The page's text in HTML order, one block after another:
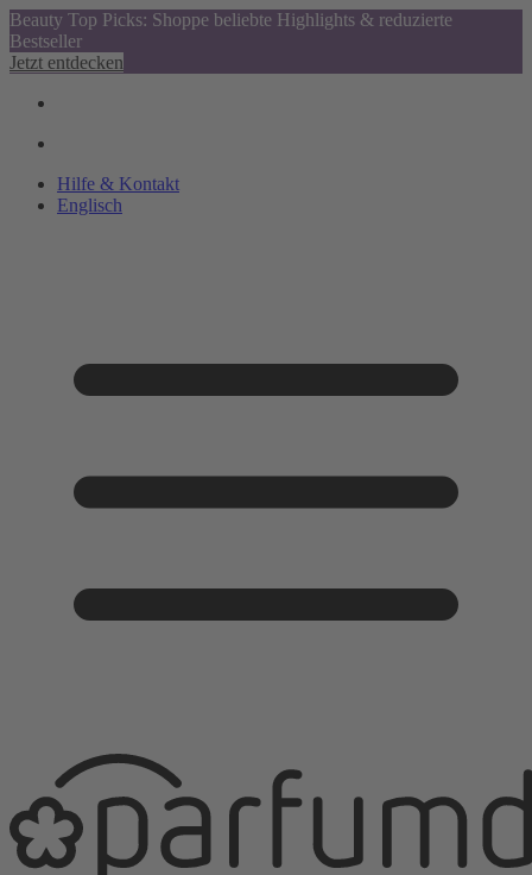
Beauty Top Picks: Shoppe beliebte Highlights & reduzierte
Bestseller
Jetzt entdecken
Hilfe & Kontakt
Englisch